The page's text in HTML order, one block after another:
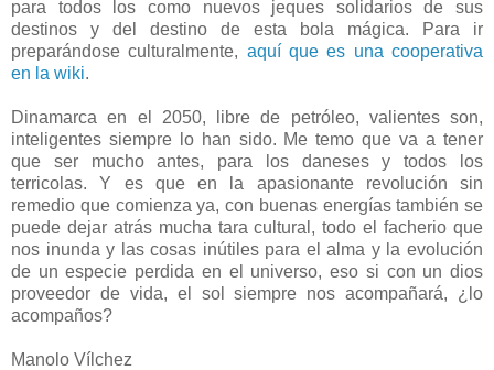
para todos los como nuevos jeques solidarios de sus
destinos y del destino de esta bola mágica. Para ir
preparándose culturalmente, aquí que es una cooperativa
en la wiki.
Dinamarca en el 2050, libre de petróleo, valientes son,
inteligentes siempre lo han sido. Me temo que va a tener
que ser mucho antes, para los daneses y todos los
terricolas. Y es que en la apasionante revolución sin
remedio que comienza ya, con buenas energías también se
puede dejar atrás mucha tara cultural, todo el facherio que
nos inunda y las cosas inútiles para el alma y la evolución
de un especie perdida en el universo, eso si con un dios
proveedor de vida, el sol siempre nos acompañará, ¿lo
acompaños?
Manolo Vílchez